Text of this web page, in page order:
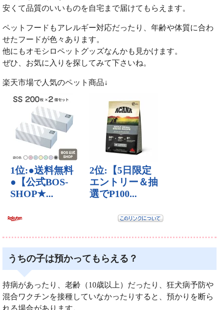
安くて品質のいいものを自宅まで届けてもらえます。
ペットフードもアレルギー対応だったり、年齢や体質に合わ
せたフードが色々あります。
他にもオモシロペットグッズなんかも見かけます。
ぜひ、お気に入りを探してみて下さいね。
楽天市場で人気のペット商品↓
うちの子は預かってもらえる？
持病があったり、老齢（10歳以上）だったり、狂犬病予防や
混合ワクチンを接種していなかったりすると、預かりを断ら
れる場合があります。